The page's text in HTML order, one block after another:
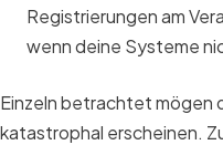
Registrierungen am
wenn deine Systeme
Einzeln betrachtet mögen
katastrophal erscheinen.